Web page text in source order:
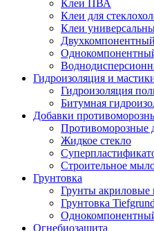
Клеи ПВА
Клеи для
Клеи
Гидроизоляция и
Гидроизоляция
Битумная
Добавки
Противоморозные
Жидкое стекло
Строительное
Грунтовка
Грунты акриловые
Грунтовка Tiefgrund
Огнебиозащита